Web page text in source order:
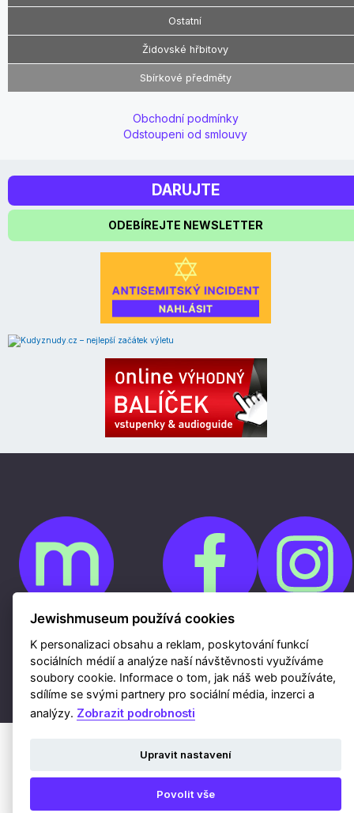
Ostatní
Židovské hřbitovy
Sbírkové předměty
Obchodní podmínky
Odstoupeni od smlouvy
DARUJTE
ODEBÍREJTE NEWSLETTER
Cookies
Ochrana osobních údajů
Whistleblowing
Kontakty
Mapa webu
Webdesign a hosting Nux s.r.o. | RSS
Jewishmuseum používá cookies
K personalizaci obsahu a reklam, poskytování funkcí
sociálních médií a analýze naší návštěvnosti využíváme
soubory cookie. Informace o tom, jak náš web používáte,
sdílíme se svými partnery pro sociální média, inzerci a
analýzy. Zobrazit podrobnosti
Upravit nastavení
Povolit vše